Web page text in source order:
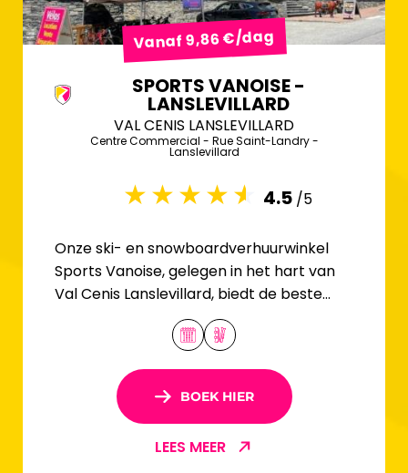
Vanaf 9,86 €/dag
SPORTS VANOISE -
LANSLEVILLARD
VAL CENIS LANSLEVILLARD
Centre Commercial - Rue Saint-Landry -
Lanslevillard
4.5 /5
Onze ski- en snowboardverhuurwinkel
Sports Vanoise, gelegen in het hart van
Val Cenis Lanslevillard, biedt de beste
uitrusting voor het hele gezin tegen de
BOEK HIER
LEES MEER